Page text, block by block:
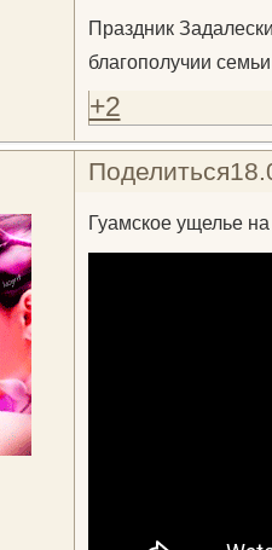
Праздник
благополучии
+2
Поделиться
Гуамское ущелье